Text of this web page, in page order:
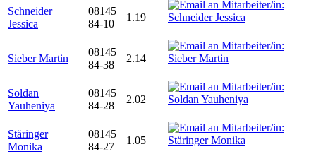
Schneider
Jessica
08145
84-10
1.19
Sieber Martin
08145
84-38
2.14
Soldan
Yauheniya
08145
84-28
2.02
Stäringer
Monika
08145
84-27
1.05